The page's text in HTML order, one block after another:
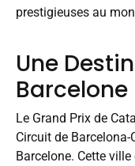
prestigieuses au
Une
Barcelone
Le Grand Prix de
Circuit de
Barcelone. Cette